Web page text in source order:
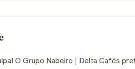
O Grupo Nabeiro | Delta Cafés